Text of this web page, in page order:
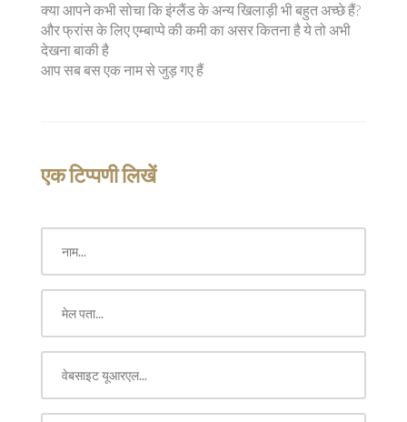
क्या आपने कभी सोचा कि इंग्लैंड के अन्य खिलाड़ी भी बहुत अच्छे हैं?
और फ्रांस के लिए एम्बाप्पे की कमी का असर कितना है ये तो अभी
देखना बाकी है
आप सब बस एक नाम से जुड़ गए हैं
एक टिप्पणी लिखें